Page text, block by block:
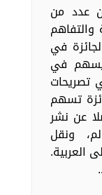
ثمن عدد من
والتفاهم
في
يسهم في
تصريحات
تسهم
عن نشر
ونقل
العربية.